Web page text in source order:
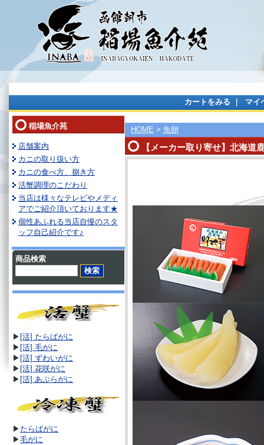
カートをみる マイ
稲場魚介苑
店舗案内
カニの取り扱い方
カニの食べ方、捌き方
活蟹調理のこだわり
当店は様々なテレビやメディ
アでご紹介頂いております★
個性あふれる当店自慢のスタ
ッフ自己紹介です♪
商品検索
▶ [活] たらばがに
▶ [活] 毛がに
▶ [活] ずわいがに
▶ [活] 花咲がに
▶ [活] あぶらがに
▶ たらばがに
▶毛がに
HOME > 魚卵
【メーカー取り寄せ】北海道